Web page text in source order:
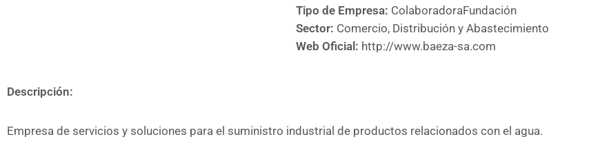
Tipo de Empresa: ColaboradoraFundación
Sector: Comercio, Distribución y Abastecimiento
Web Oficial: http://www.baeza-sa.com
Descripción:
Empresa de servicios y soluciones para el suministro industrial de productos relacionados con el agua.